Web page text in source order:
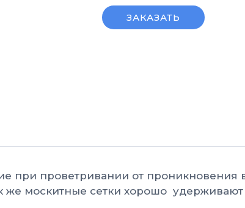
ЗАКАЗАТЬ
при проветривании от проникновения
же москитные сетки хорошо